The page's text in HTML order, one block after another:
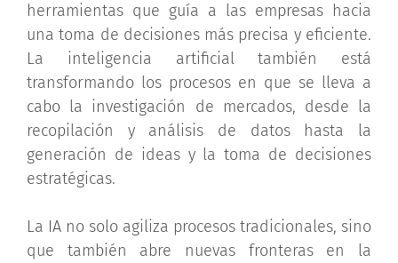
herramientas que guía a las empresas hacia
una toma de decisiones más precisa y eficiente.
La inteligencia artificial también está
transformando los procesos en que se lleva a
cabo la investigación de mercados, desde la
recopilación y análisis de datos hasta la
generación de ideas y la toma de decisiones
estratégicas.
La IA no solo agiliza procesos tradicionales, sino
que también abre nuevas fronteras en la